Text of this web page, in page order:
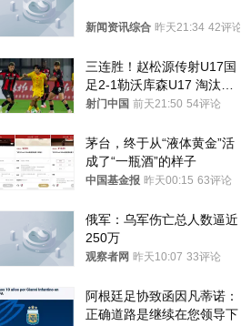
新闻资讯综合 昨天21:34 42评论
三连胜！赵松源传射U17国
足2-1勒沃库森U17 淘汰赛
将战河床
射门中国 前天21:50 54评论
茅台，终于从“液体黄金”活
成了“一瓶酒”的样子
中国基金报 昨天00:15 63评论
俄军：乌军伤亡总人数逼近
250万
观察者网 昨天10:07 33评论
阿根廷足协致函因凡蒂诺：
正确道路是继续在您领导下